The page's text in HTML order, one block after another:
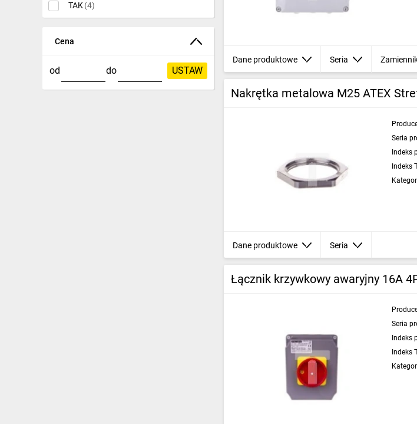
TAK(4)
Cena
od do USTAW
Dane produktowe Seria
Nakrętka metalowa M25 ATEX
Seria
Indeks
Indeks
Dane produktowe Seria
Łącznik krzywkowy awaryjny 16A
Seria
Indeks
Indeks